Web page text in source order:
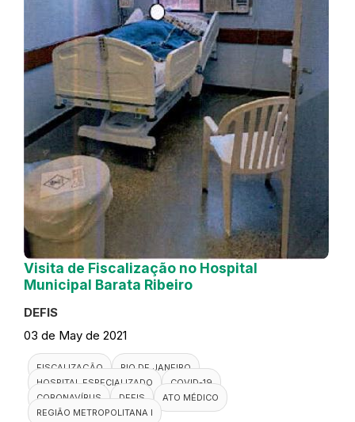
Visita de Fiscalização no Hospital
Municipal Barata Ribeiro
DEFIS
03 de May de 2021
FISCALIZAÇÃO
RIO DE JANEIRO
HOSPITAL ESPECIALIZADO
COVID-19
CORONAVÍRUS
DEFIS
ATO MÉDICO
REGIÃO METROPOLITANA I